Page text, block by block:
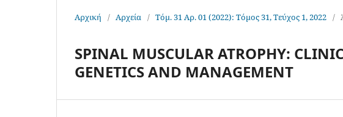
Αρχική / Αρχεία / Τόμ. 31 Αρ. 01 (2022): Τόμος 31, Τεύχος 1, 2022 /
SPINAL MUSCULAR ATROPHY:
GENETICS AND MANAGEMENT